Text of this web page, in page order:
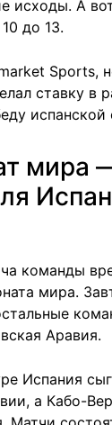
исходы. А
до 13.
Sports,
ставку в
испанской
мира
команды
мира.
Аравия.
Испания
а Кабо-